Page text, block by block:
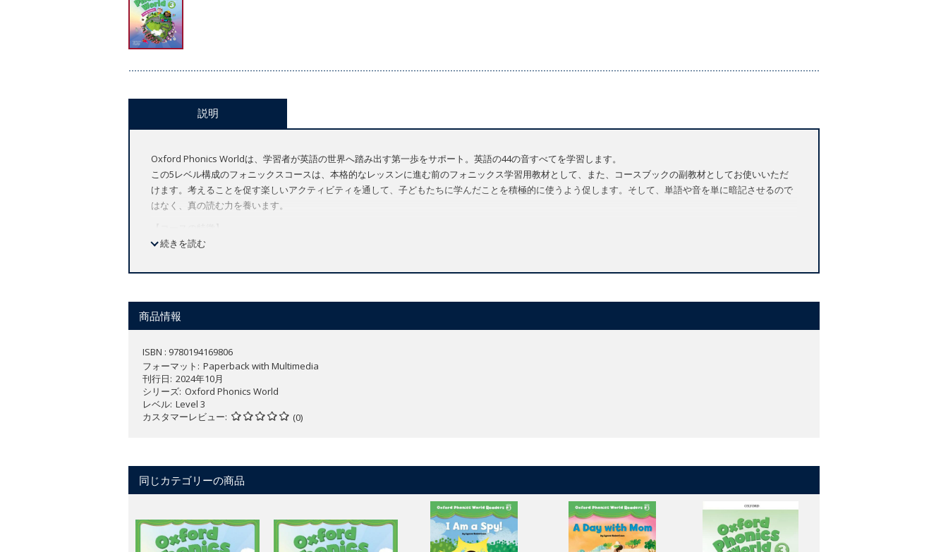
説明
Oxford Phonics Worldは、学習者が英語の世界へ踏み出す第一歩をサポート。英語の44の音すべてを学習します。
この5レベル構成のフォニックスコースは、本格的なレッスンに進む前のフォニックス学習用教材として、また、コースブックの副教材としてお使いいただ
けます。考えることを促す楽しいアクティビティを通して、子どもたちに学んだことを積極的に使うよう促します。そして、単語や音を単に暗記させるので
はなく、真の読む力を養います。
アメリカ英語
“an angry apple”、“a big bear” など150以上のPhonics Friendsが、子どもたちが英語の音を覚えるサポートをします。
振り付けを交えた歌や、チャンツ、ゲームを通し、子どもたちは英語の音と文字の関連性を発見します。
を提供します。
デジタルカタログはこちら：
続きを読む
商品情報
ISBN : 9780194169806
フォーマット
Paperback with Multimedia
刊行日 2024年10月
シリーズ Oxford Phonics World
レベル Level 3
カスタマーレビュー
(0)
同じカテゴリーの商品